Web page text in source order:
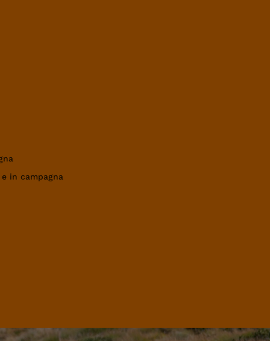
in campagna